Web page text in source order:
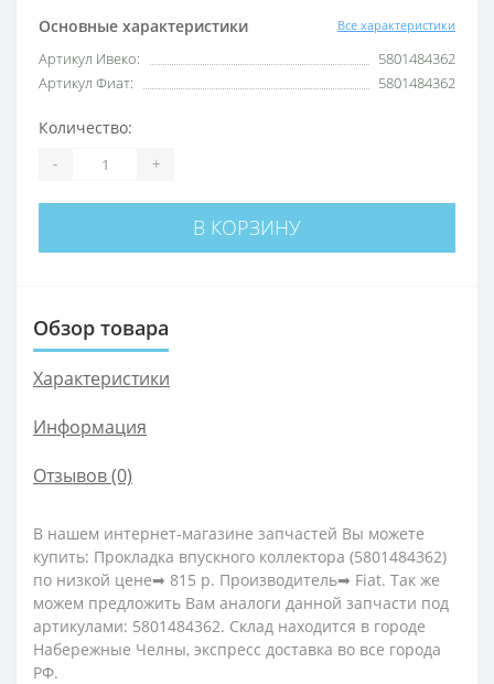
Основные характеристики Все характеристики
Артикул Ивеко:
5801484362
Артикул Фиат:
5801484362
Количество:
- +
В КОРЗИНУ
Обзор товара
Характеристики
Информация
Отзывов (0)
В нашем интернет-магазине запчастей Вы можете
купить: Прокладка впускного коллектора (5801484362)
по низкой цене➡ 815 р. Производитель➡ Fiat. Так же
можем предложить Вам аналоги данной запчасти под
артикулами: 5801484362. Склад находится в городе
Набережные Челны, экспресс доставка во все города
РФ.